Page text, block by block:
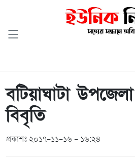
বটিয়াঘাটা
বিবৃতি
প্রকাশঃ ২০১৭-১১-১৬ - ১৬:২৪